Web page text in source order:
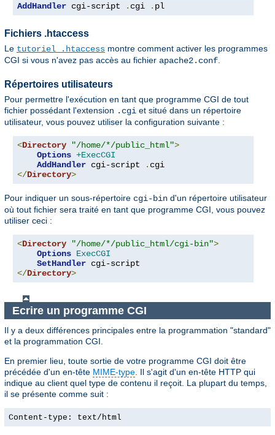
AddHandler cgi-script . cgi . pl
Fichiers .htaccess
Le tutoriel .htaccess montre comment activer les programmes
CGI si vous n'avez pas accès au fichier apache2.conf
Répertoires utilisateurs
Pour permettre l'exécution en tant que programme CGI de tout
fichier possédant l'extension .cgi et situé dans un répertoire
utilisateur, vous pouvez utiliser la configuration suivante :
<Directory "/home/*/public_html">
Options +ExecCGI
AddHandler cgi-script .
</Directory>
Pour indiquer un sous-répertoire cgi-bin d'un répertoire utilisateur
où tout fichier sera traité en tant que programme CGI, vous pouvez
utiliser ceci :
<Directory "/home/*/public_html/cgi-bin">
Options ExecCGI
SetHandler
</Directory>
Ecrire un programme CGI
Il y a deux différences principales entre la programmation "standard"
et la programmation CGI.
En premier lieu, toute sortie de votre programme CGI doit être
précédée d'un en-tête MIME-type. Il s'agit d'un en-tête HTTP qui
indique au client quel type de contenu il reçoit. La plupart du temps,
il se présente comme suit :
Content-type: text/html